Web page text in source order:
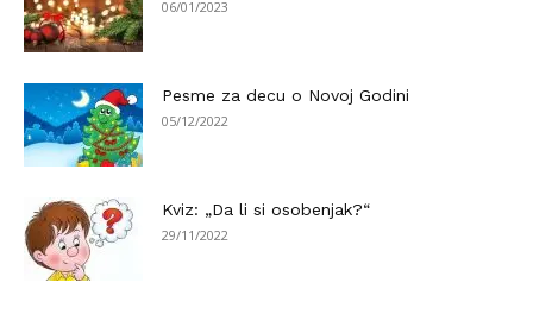
06/01/2023
Pesme za decu o Novoj Godini
05/12/2022
Kviz: „Da li si osobenjak?“
29/11/2022